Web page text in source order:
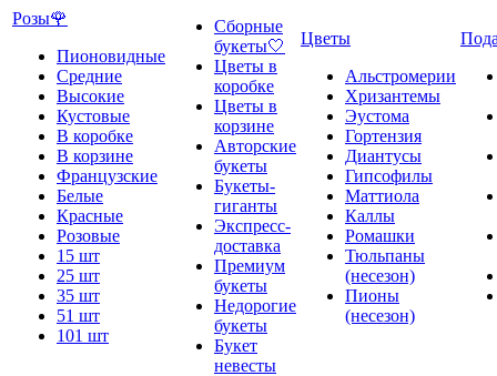
Розы🌹
Пионовидные
Средние
Высокие
Кустовые
В коробке
В корзине
Французские
Белые
Красные
Розовые
15 шт
25 шт
35 шт
51 шт
101 шт
Сборные
букеты🤍
Цветы в
коробке
Цветы в
корзине
Авторские
букеты
Букеты-
гиганты
Экспресс-
доставка
Премиум
букеты
Недорогие
букеты
Букет
невесты
Цветы
Альстромерии
Хризантемы
Эустома
Гортензия
Диантусы
Гипсофилы
Маттиола
Каллы
Ромашки
Тюльпаны
(несезон)
Пионы
(несезон)